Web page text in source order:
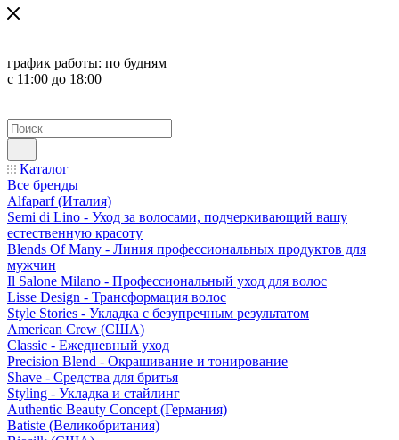
график работы: по будням
с 11:00 до 18:00
Каталог
Все бренды
Alfaparf (Италия)
Semi di Lino - Уход за волосами, подчеркивающий вашу
естественную красоту
Blends Of Many - Линия профессиональных продуктов для
мужчин
Il Salone Milano - Профессиональный уход для волос
Lisse Design - Трансформация волос
Style Stories - Укладка с безупречным результатом
American Crew (США)
Classic - Ежедневный уход
Precision Blend - Окрашивание и тонирование
Shave - Средства для бритья
Styling - Укладка и стайлинг
Authentic Beauty Concept (Германия)
Batiste (Великобритания)